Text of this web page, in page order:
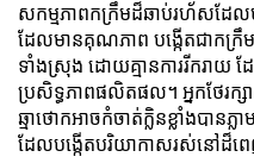
សកម្មភាពកក្រឹមដ៏ឆាប់រហ័សដែលម
ដែលមានគុណភាព បង្កើតជាកក្
ទាំងស្រុង ដោយគ្មានការរីករាយ
ប្រសិទ្ធភាពផលិតផល។ អ្នកថែរក្ស
ឆ្មាថោកអាចកំចាត់ក្លិនខ្លាំងបាន
ដែលបង្កើតបរិយាកាសរស់នៅដ៏ពេ